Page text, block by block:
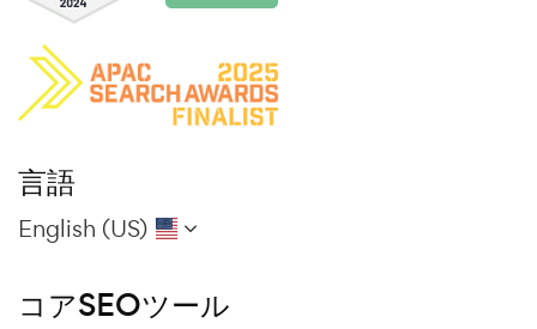
言語
English (US)
コアSEOツール